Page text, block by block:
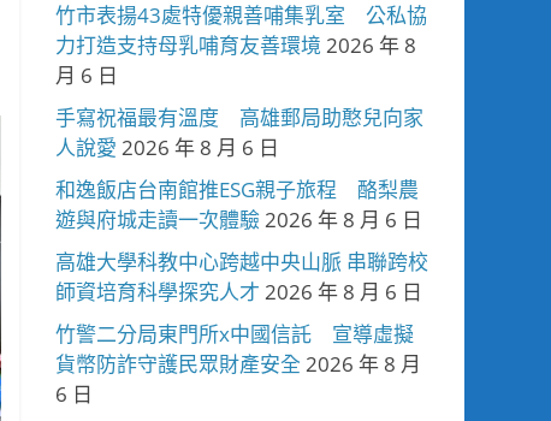
竹市表揚43處特優親善哺集乳室 公私協
力打造支持母乳哺育友善環境2026 年 8
月 6 日
手寫祝福最有溫度 高雄郵局助憨兒向家
人說愛 2026 年 8 月 6 日
和逸飯店台南館推ESG親子旅程 酪梨農
遊與府城走讀一次體驗2026 年 8 月 6 日
高雄大學科教中心跨越中央山脈 串聯跨校
師資培育科學探究人才 2026 年 8 月 6 日
竹警二分局東門所x中國信託 宣導虛擬
貨幣防詐守護民眾財產安全 2026 年 8 月
6 日